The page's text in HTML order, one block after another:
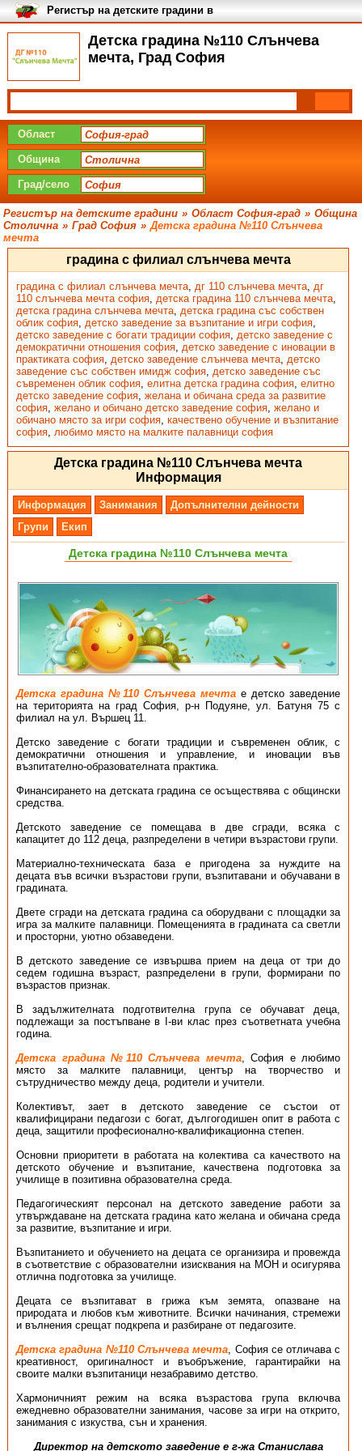
Детска градина №110 Слънчева
мечта, Град София
Регистър на детските градини в
България
Област
Община
Град/село
Регистър на детските градини » Област София-град » Община
Столична » Град София » Детска градина №110 Слънчева
мечта
градина с филиал слънчева мечта
градина с филиал слънчева мечта, дг 110 слънчева мечта, дг
110 слънчева мечта софия, детска градина 110 слънчева мечта,
детска градина слънчева мечта, детска градина със собствен
облик софия, детско заведение за възпитание и игри софия,
детско заведение с богати традиции софия, детско заведение с
демократични отношения софия, детско заведение с иновации в
практиката софия, детско заведение слънчева мечта, детско
заведение със собствен имидж софия, детско заведение със
съвременен облик софия, елитна детска градина софия, елитно
детско заведение софия, желана и обичана среда за развитие
софия, желано и обичано детско заведение софия, желано и
обичано място за игри софия, качествено обучение и възпитание
софия, любимо място на малките палавници софия
Детска градина №110 Слънчева мечта
Информация
Информация Занимания
Допълнителни дейности
Групи
Екип
Детска градина №110 Слънчева мечта
Детска градина №110 Слънчева мечтае детско заведение
на територията на град София, р-н Подуяне, ул. Батуня 75 с
филиал на ул. Вършец 11.
Детско заведение с богати традиции и съвременен облик, с
демократични отношения и управление, и иновации във
възпитателно-образователната практика.
Финансирането на детската градина се осъществява с общински
средства.
Детското заведение се помещава в две сгради, всяка с
капацитет до 112 деца, разпределени в четири възрастови групи.
Материално-техническата база е пригодена за нуждите на
децата във всички възрастови групи, възпитавани и обучавани в
градината.
Двете сгради на детската градина са оборудвани с площадки за
игра за малките палавници. Помещенията в градината са светли
и просторни, уютно обзаведени.
В детското заведение се извършва прием на деца от три до
седем годишна възраст, разпределени в групи, формирани по
възрастов признак.
В задължителната подготвителна група се обучават деца,
подлежащи за постъпване в І-ви клас през съответната учебна
година.
Детска градина №110 Слънчева мечта, София е любимо
място за малките палавници, център на творчество и
сътрудничество между деца, родители и учители.
Колективът, зает в детското заведение се състои от
квалифицирани педагози с богат, дългогодишен опит в работа с
деца, защитили професионално-квалификационна степен.
Основни приоритети в работата на колектива са качеството на
детското обучение и възпитание, качествена подготовка за
училище в позитивна образователна среда.
Педагогическият персонал на детското заведение работи за
утвърждаване на детската градина като желана и обичана среда
за развитие, възпитание и игри.
Възпитанието и обучението на децата се организира и провежда
в съответствие с образователни изисквания на МОН и осигурява
отлична подготовка за училище.
Децата се възпитават в грижа към земята, опазване на
природата и любов към животните. Всички начинания, стремежи
и вълнения срещат подкрепа и разбиране от педагозите.
Детска градина №110 Слънчева мечта, София се отличава с
креативност, оригиналност и въобръжение, гарантирайки на
своите малки възпитаници незабравимо детство.
Хармоничният режим на всяка възрастова група включва
ежедневно образователни занимания, часове за игри на открито,
занимания с изкуства, сън и хранения.
Директор на детското заведение е г-жа Станислава